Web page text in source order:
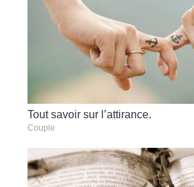
Tout savoir sur l’attirance.
Couple